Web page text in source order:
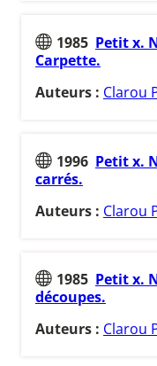
1985 Petit x.
Carpette.
Auteurs : Clarou
1996 Petit x.
carrés.
Auteurs : Clarou
1985 Petit x.
découpes.
Auteurs : Clarou